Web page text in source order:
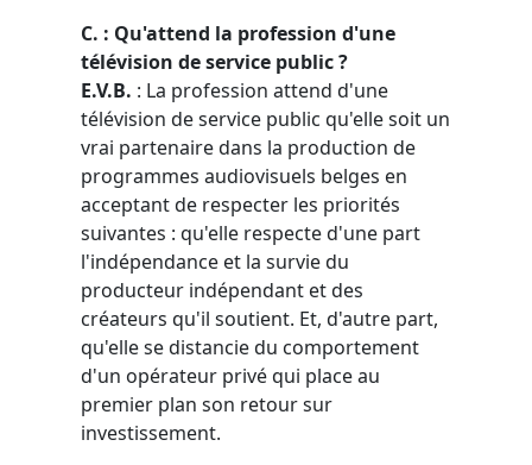
C. : Qu'attend la profession d'une
télévision de service public ?
E.V.B. : La profession attend d'une
télévision de service public qu'elle soit un
vrai partenaire dans la production de
programmes audiovisuels belges en
acceptant de respecter les priorités
suivantes : qu'elle respecte d'une part
l'indépendance et la survie du
producteur indépendant et des
créateurs qu'il soutient. Et, d'autre part,
qu'elle se distancie du comportement
d'un opérateur privé qui place au
premier plan son retour sur
investissement.